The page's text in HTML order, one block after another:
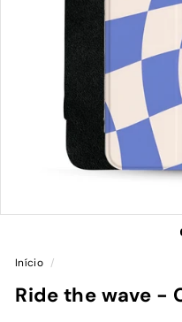
Início /
Ride the wave -